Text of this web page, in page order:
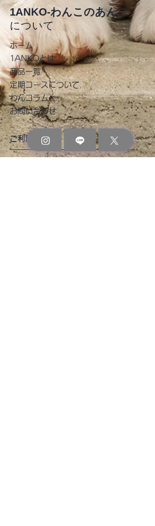
2026年8月 イベント出
店のお知らせ
1ANKO-わんこのあんこ-
について
​ホーム
1ANKOとは
商品一覧
​定期コースについて
わんコラム
お問い合わせ
ご利用ガイド